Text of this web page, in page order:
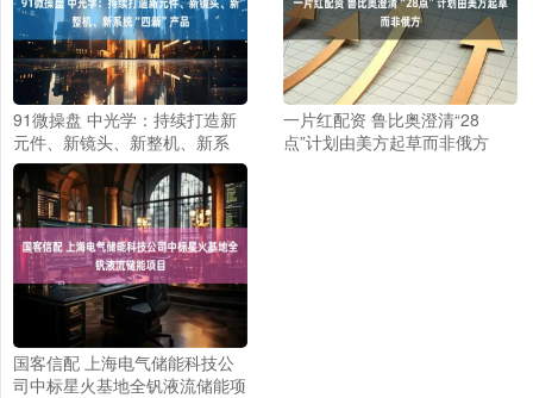
91微操盘 中光学：持续打造新
元件、新镜头、新整机、新系
统“四新”产品
一片红配资 鲁比奥澄清“28
点”计划由美方起草而非俄方
国客信配 上海电气储能科技公
司中标星火基地全钒液流储能项